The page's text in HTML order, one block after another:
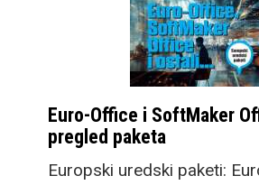
Euro-Office i SoftMaker
pregled paketa
Europski uredski paketi: